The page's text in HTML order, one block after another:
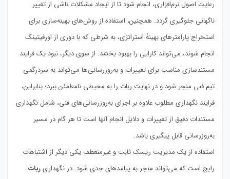
رعایت اصول نرم‌افزاری، انجام شود تا از ایجاد مشکلات ناشی از تغییر
ناگهانی جلوگیری گردد. همچنین، استفاده از روش‌های بهینه‌سازی برای
استخراج پارامترهای بهینهٔ استراتژی، به شرطی که با دوری از اورفیتینگ
انجام شوند، می‌تواند کارایی را بهبود بخشد. از سوی دیگر، نبود یک فرایند
مستندسازی مناسب برای تغییرات و به‌روزرسانی‌ها می‌تواند به سردرگمی
تیم فنی منجر شود و در نهایت ربات را به محیطی نامطمئن ببرد؛ بنابراین،
فرایند نگهداری مطلوب علاوه بر اجرای به‌روزرسانی‌های فنی، شامل نگهداری
مستندات دقیق از تغییرات و دلایل انجام آنها است تا هر گام در مسیر
به‌روزرسانی قابل پیگیری باشد.
استفاده از یک مدیریت ریسک ثابت و غیرمنعطف یکی دیگر از اشتباهات
رایج است که می‌تواند منجر به پیامدهای جدی شود. در نگهداریربات